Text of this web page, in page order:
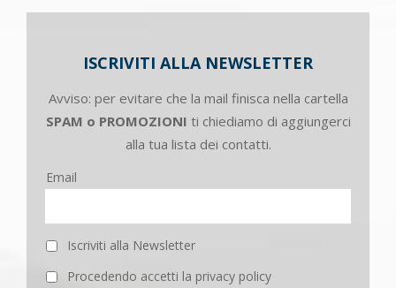
ISCRIVITI ALLA NEWSLETTER
Avviso: per evitare che la mail finisca nella cartella
SPAM o PROMOZIONI ti chiediamo di aggiungerci
alla tua lista dei contatti.
Email
Iscriviti alla Newsletter
Procedendo accetti la privacy policy